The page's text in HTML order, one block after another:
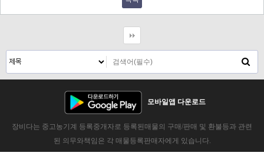
모바일앱 다운로드
장비다는 중고농기계 등록중개자로 등록된매물의 구매/판매 및 환불등과 관련
된 의무와책임은 각 매물등록판매자에게 있습니다.